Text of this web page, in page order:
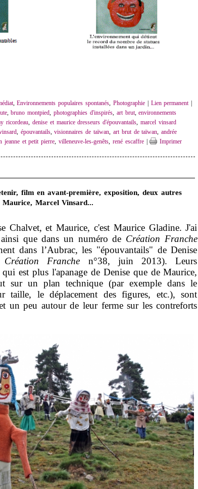
,Environnements populaires spontanés, Photographie| Lien permanent|
, bruno montpied,photographies d'inspirés, art brut,environnements
ricordeau, denise et maurice dresseurs d'épouvantails,marcel vinsard
, épouvantails,visionnaires de taïwan, art brut de taïwan,andrée
jeanne et petit pierre,villeneuve-les-genêts, rené escaffre| Imprimer
film en avant-première, exposition, deux autres
Marcel Vinsard...
Chalvet, et Maurice, c'est Maurice Gladine. J'ai
que dans un numéro de Création Franche
dans l’Aubrac, les "épouvantails" de Denise
Création Franche n°38, juin 2013). Leurs
est plus l'apanage de Denise que de Maurice,
sur un plan technique (par exemple dans le
taille, le déplacement des figures, etc.), sont
un peu autour de leur ferme sur les contreforts